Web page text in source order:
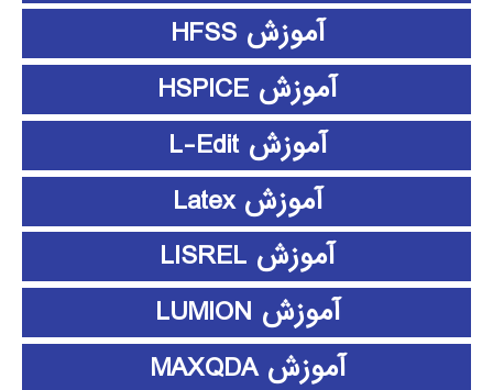
آموزش HFSS
آموزش HSPICE
آموزش L-Edit
آموزش Latex
آموزش LISREL
آموزش LUMION
آموزش MAXQDA